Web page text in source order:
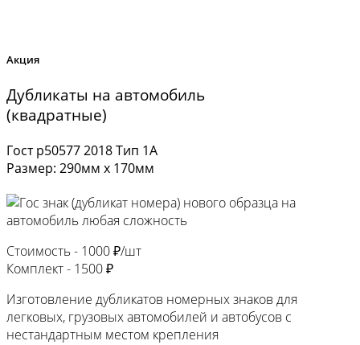
Акция
Дубликаты на автомобиль
(квадратные)
Гост р50577 2018 Тип 1А
Размер: 290мм х 170мм
Стоимость - 1000 ₽/шт
Комплект - 1500 ₽
Изготовление дубликатов номерных знаков для
легковых, грузовых автомобилей и автобусов с
нестандартным местом крепления